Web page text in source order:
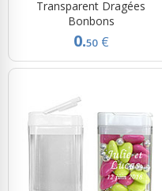
Transparent Dragées
Bonbons
0.50 €